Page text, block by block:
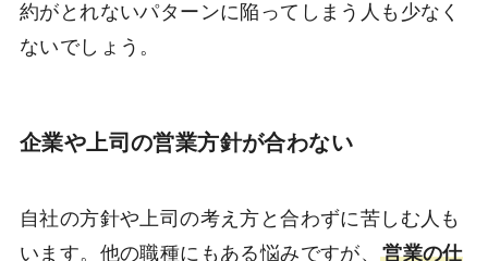
約がとれないパターンに陥ってしまう人も少なく
ないでしょう。
企業や上司の営業方針が合わない
自社の方針や上司の考え方と合わずに苦しむ人も
います。他の職種にもある悩みですが、営業の仕